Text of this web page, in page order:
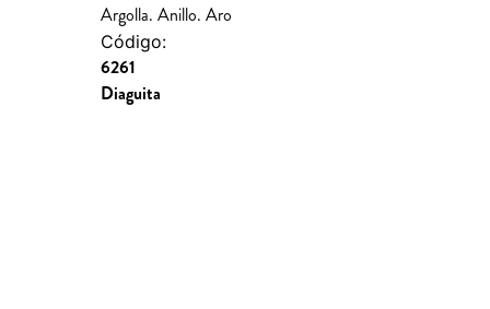
Argolla. Anillo. Aro
Código:
6261
Diaguita